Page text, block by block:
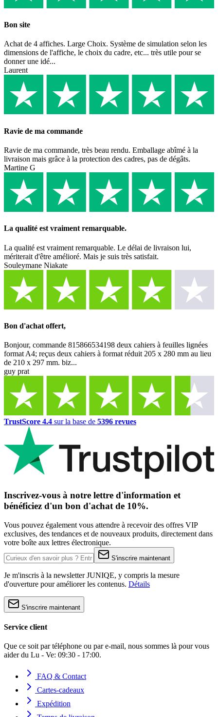
Bon site
Achat de 4 affiches. Large Choix. Système de simulation selon les
dimensions de l'affiche, le choix du cadre, etc... très utile pour se
donner une idé...
Laurent
Ravie de ma commande
Ravie de ma commande, très beau rendu. Emballage abîmé à la
livraison mais grâce à la protection des cadres, pas de dégâts.
Martine G
La qualité est vraiment remarquable.
La qualité est vraiment remarquable. Le délai de livraison lui,
mériterait d'être amélioré. Mais je suis très satisfait.
Souleymane Niakate
Bon d'achat offert,
Bonjour, commande 815866534198 deux cahiers à feuilles lignées
format A4; reçus deux cahiers à format réduit 205 x 280 mm au lieu
de 210 x 297 mm. biz...
guy prat
TrustScore 4.4 sur la base de 5396 revues
Inscrivez-vous à notre lettre d'information et
bénéficiez d'un bon d'achat de 10%.
Vous pouvez également vous attendre à recevoir des offres VIP
exclusives, des tendances et de nouveaux produits, directement dans
votre boîte aux lettres électronique.
S'inscrire maintenant
Je m'inscris à la newsletter JUNIQE, y compris la mesure
d'ouverture pour améliorer les contenus. Détails
S'inscrire maintenant
Service client
Que ce soit par téléphone ou par e-mail, nous sommes là pour vous
aider du Lu - Ve: 09:30 - 17:00.
FAQ & Contact
Cartes-cadeaux
Expédition